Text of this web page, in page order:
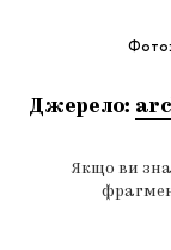
Фото:
Джерело:
Якщо ви